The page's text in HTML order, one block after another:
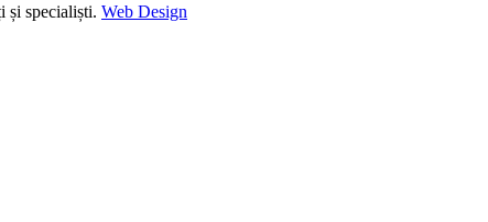
și specialiști. Web Design